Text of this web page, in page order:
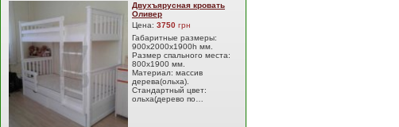
Двухъярусная кровать
Оливер
Цена: 3750 грн
Габаритные размеры:
900х2000х1900h мм.
Размер спального места:
800х1900 мм.
Материал: массив
дерева(ольха).
Стандартный цвет:
ольха(дерево по…